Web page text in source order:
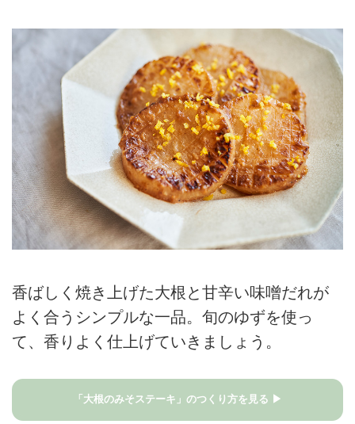
香ばしく焼き上げた大根と甘辛い味噌だれが
よく合うシンプルな一品。旬のゆずを使っ
て、香りよく仕上げていきましょう。
「大根のみそステーキ」のつくり方を見る ▶